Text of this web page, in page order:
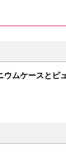
ムケースとピ